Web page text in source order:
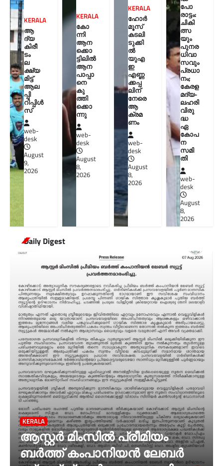
KERALA
ആ
ദ്യ
കിരീ
ടം
ല
ക്ഷ്യ
മിട്ട്
ആല
പ്പി
റിപ്പിൾ
സ്
web-
desk
August
9,
2026
KERALA
കോ
ന്നി
ആന
ക്കൊ
ട്ടിലിൽ
ആന
പാപ്പാ
നെ
കു
ത്തി
ക്കൊ
ന്നു
web-
desk
August
8,
2026
KERALA
ഹോർ
മൂസ്
കടലി
ടുക്കി
ൽ
യുഎ
ഇ
എണ്ണ
ക്കപ്പ
ലിന്
നേരെ
ആ
ക്രമ
ണം
web-
desk
August
8,
2026
പോ
രാട്ടം:
ചികി
ത്സ
യും
പുനര
ധിവാ
സവും
പ്രധാ
നം;
കേരള
മദ്യ-
ലഹരി
വിരു
ദ്ധ
ഏ
കോപ
ന
സമി
തി
web-
desk
August
8,
2026
Daily Digest
KERALA
ആസ്റ്റർ മിംസിൽ പ്രീമിയം
ബർത്ത് കംപാനിയൻ ലേബർ